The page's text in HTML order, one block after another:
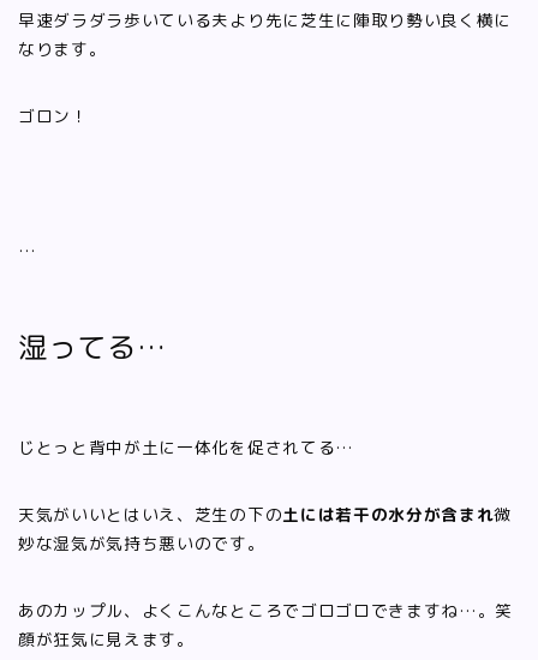
早速ダラダラ歩いている夫より先に芝生に陣取り勢い良く横に
なります。
ゴロン！
…
湿ってる…
じとっと背中が土に一体化を促されてる…
天気がいいとはいえ、芝生の下の土には若干の水分が含まれ微
妙な湿気が気持ち悪いのです。
あのカップル、よくこんなところでゴロゴロできますね…。笑
顔が狂気に見えます。